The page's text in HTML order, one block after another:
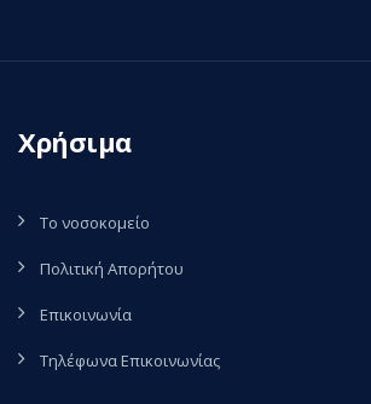
Χρήσιμα
Το νοσοκομείο
Πολιτική Απορήτου
Επικοινωνία
Τηλέφωνα Επικοινωνίας